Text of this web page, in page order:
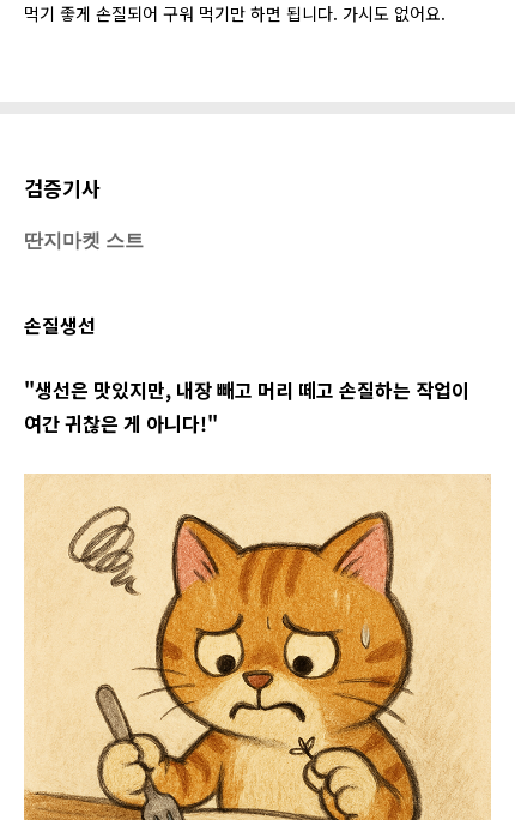
먹기 좋게 손질되어 구워 먹기만 하면 됩니다. 가시도 없어요.
검증기사
딴지마켓 스트
손질생선
"생선은 맛있지만, 내장 빼고 머리 떼고 손질하는 작업이
여간 귀찮은 게 아니다!"